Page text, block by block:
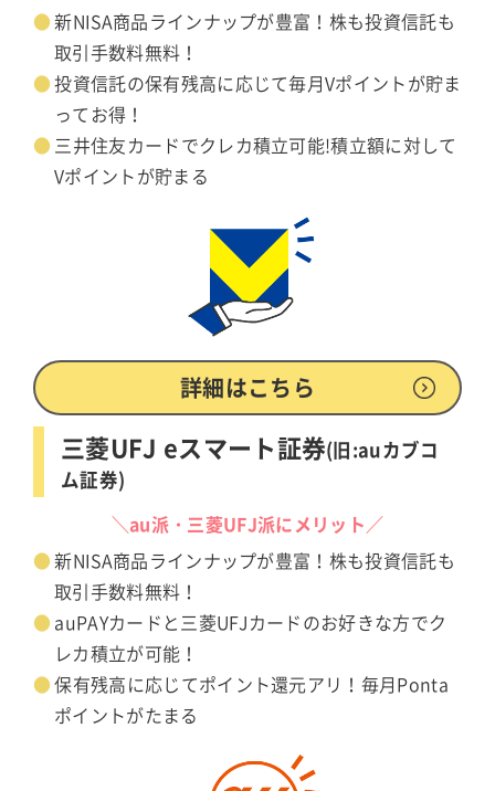
新NISA商品ラインナップが豊富！株も投資信託も
取引手数料無料！
投資信託の保有残高に応じて毎月Vポイントが貯ま
ってお得！
三井住友カードでクレカ積立可能!積立額に対して
Vポイントが貯まる
詳細はこちら
三菱UFJ eスマート証券(旧:auカブコ
ム証券)
＼au派・三菱UFJ派にメリット／
新NISA商品ラインナップが豊富！株も投資信託も
取引手数料無料！
auPAYカードと三菱UFJカードのお好きな方でク
レカ積立が可能！
保有残高に応じてポイント還元アリ！毎月Ponta
ポイントがたまる